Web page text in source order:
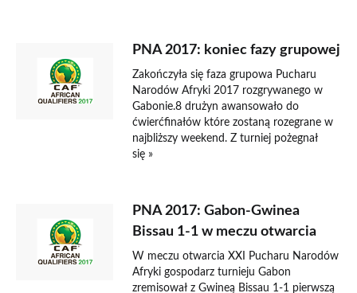
PNA 2017: koniec fazy grupowej
Zakończyła się faza grupowa Pucharu
Narodów Afryki 2017 rozgrywanego w
Gabonie.8 drużyn awansowało do
ćwierćfinałów które zostaną rozegrane w
najbliższy weekend. Z turniej pożegnał
się »
PNA 2017: Gabon-Gwinea
Bissau 1-1 w meczu otwarcia
W meczu otwarcia XXI Pucharu Narodów
Afryki gospodarz turnieju Gabon
zremisował z Gwineą Bissau 1-1 pierwszą